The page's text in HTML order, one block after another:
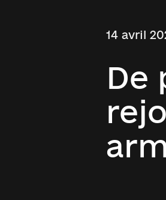
14 avril
De